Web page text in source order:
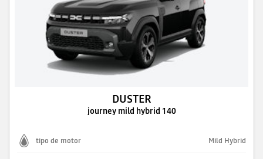
DUSTER
journey mild hybrid 140
tipo de motor Mild Hybrid